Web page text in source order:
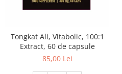
Tongkat Ali, Vitabolic, 100:1
Extract, 60 de capsule
85,00 Lei